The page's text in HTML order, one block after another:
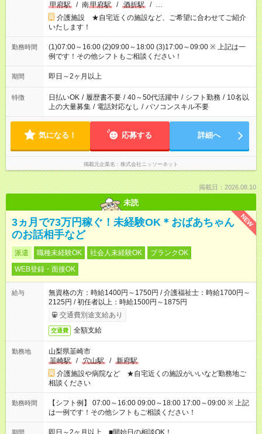
甲府駅
/ 南甲府駅 / 酒折駅 / …
介護施設 ★自宅近くの施設など、ご希望に合わせてご紹介
いたします！
勤務時間
(1)07:00～16:00 (2)09:00～18:00 (3)17:00～09:00 ※ 上記は一
例です！その他シフトもご相談ください！
期間 即日～2ヶ月以上
特徴 日払いOK / 履歴書不要 / 40～50代活躍中 / シフト勤務 / 10名以
上の大量募集 / 電話対応なし / パソコンスキル不要
気になる！ 応募する 詳細へ
掲載元企業名 株式会社ニッソーネット
掲載日：2026.08.10
未読
NEW
3ヵ月で73万円稼ぐ！未経験OK＊おばあちゃん
のお話相手など
派遣 職種未経験OK 社会人未経験OK
ブランクOK
WEB登録・面接OK
給与
無資格の方：時給1400円～1750円 / 介護福祉士：時給1700円～
2125円 / 初任者以上：時給1500円～1875円
交通費別途支給あり
交通費 全額支給
勤務地
山梨県韮崎市
韮崎駅
/ 穴山駅 / 新府駅
介護施設や病院など ★自宅近くの施設がいいなど勤務地ご
相談ください
勤務時間
【シフト例】 07:00～16:00 09:00～18:00 17:00～09:00 ※ 上記
は一例です！その他シフトもご相談ください！
期間 即日～2ヶ月以上 ■開始日の相談OK！